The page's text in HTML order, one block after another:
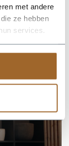
met andere
ze hebben
services.
en inhoud
luxe look en
huis, op